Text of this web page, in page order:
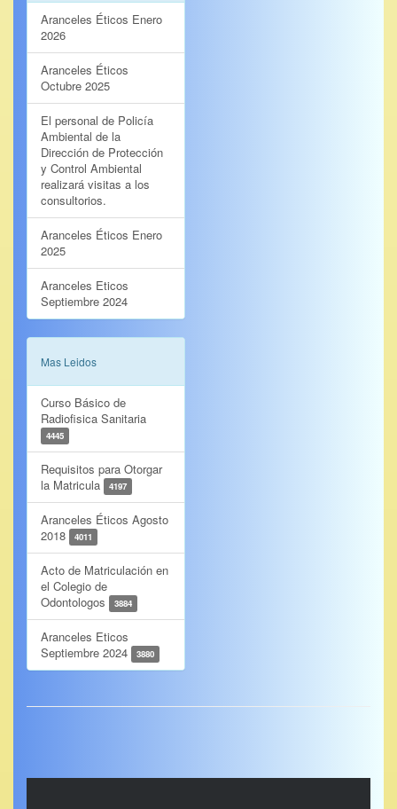
Aranceles Éticos Enero
2026
Aranceles Éticos
Octubre 2025
El personal de Policía
Ambiental de la
Dirección de Protección
y Control Ambiental
realizará visitas a los
consultorios.
Aranceles Éticos Enero
2025
Aranceles Eticos
Septiembre 2024
Mas Leidos
Curso Básico de
Radiofisica Sanitaria
4445
Requisitos para Otorgar
la Matricula
4197
Aranceles Éticos Agosto
2018
4011
Acto de Matriculación en
el Colegio de
Odontologos
3884
Aranceles Eticos
Septiembre 2024
3880